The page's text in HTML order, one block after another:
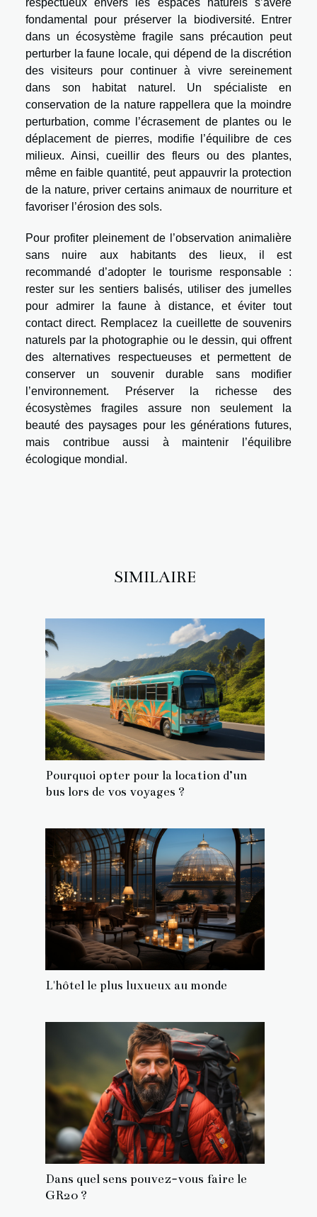
fondamental pour préserver la biodiversité. Entrer
dans un écosystème fragile sans précaution peut
perturber la faune locale, qui dépend de la discrétion
des visiteurs pour continuer à vivre sereinement
dans son habitat naturel. Un spécialiste en
conservation de la nature rappellera que la moindre
perturbation, comme l’écrasement de plantes ou le
déplacement de pierres, modifie l’équilibre de ces
milieux. Ainsi, cueillir des fleurs ou des plantes,
même en faible quantité, peut appauvrir la protection
de la nature, priver certains animaux de nourriture et
favoriser l’érosion des sols.
Pour profiter pleinement de l’observation animalière
sans nuire aux habitants des lieux, il est
recommandé d’adopter le tourisme responsable :
rester sur les sentiers balisés, utiliser des jumelles
pour admirer la faune à distance, et éviter tout
contact direct. Remplacez la cueillette de souvenirs
naturels par la photographie ou le dessin, qui offrent
des alternatives respectueuses et permettent de
conserver un souvenir durable sans modifier
l’environnement. Préserver la richesse des
écosystèmes fragiles assure non seulement la
beauté des paysages pour les générations futures,
mais contribue aussi à maintenir l’équilibre
écologique mondial.
SIMILAIRE
Pourquoi opter pour la location d’un
bus lors de vos voyages ?
L'hôtel le plus luxueux au monde
Dans quel sens pouvez-vous faire le
GR20 ?